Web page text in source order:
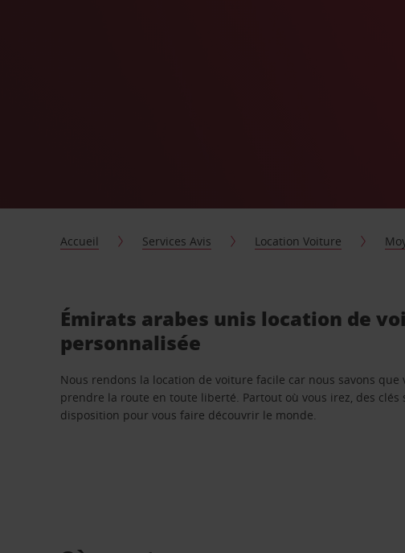
Accueil Services Avis Location Voiture
Émirats arabes unis location de
personnalisée
Nous rendons la location de voiture facile car nous savons que
prendre la route en toute liberté. Partout où vous irez, des clés
disposition pour vous faire découvrir le monde.